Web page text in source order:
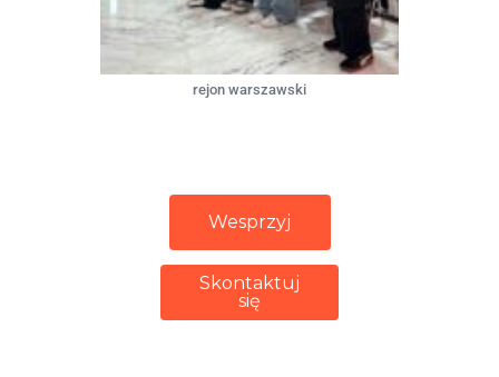
rejon warszawski
Wesprzyj
Skontaktuj
się